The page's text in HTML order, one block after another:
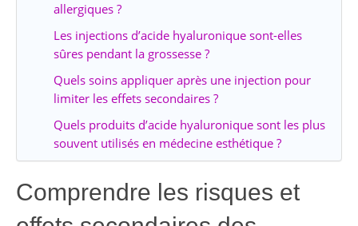
allergiques ?
Les injections d’acide hyaluronique sont-elles
sûres pendant la grossesse ?
Quels soins appliquer après une injection pour
limiter les effets secondaires ?
Quels produits d’acide hyaluronique sont les plus
souvent utilisés en médecine esthétique ?
Comprendre les risques et